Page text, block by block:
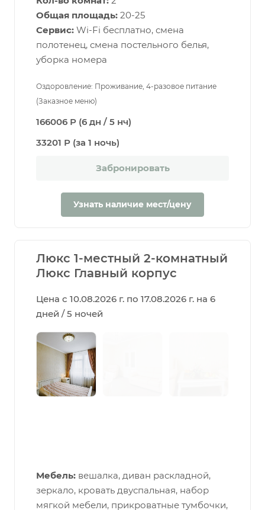
Общая площадь: 20-25
Сервис: Wi-Fi бесплатно, смена
полотенец, смена постельного белья,
уборка номера
Оздоровление: Проживание, 4-разовое питание
(Заказное меню)
166006 Р (6 дн / 5 нч)
33201 Р (за 1 ночь)
Забронировать
Узнать наличие мест/цену
Люкс 1-местный 2-комнатный
Люкс Главный корпус
Цена с 10.08.2026 г. по 17.08.2026 г. на 6
дней / 5 ночей
Мебель: вешалка, диван раскладной,
зеркало, кровать двуспальная, набор
мягкой мебели, прикроватные тумбочки,